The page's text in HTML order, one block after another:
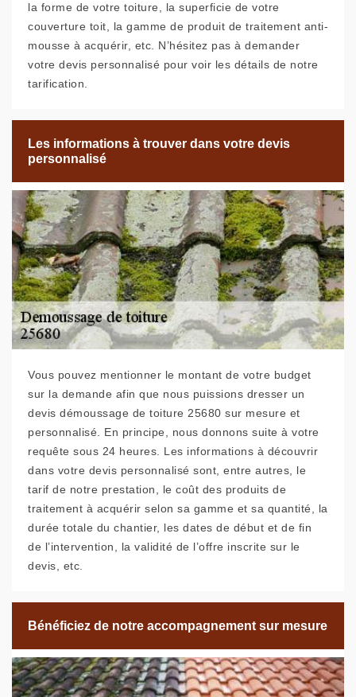
la forme de votre toiture, la superficie de votre
couverture toit, la gamme de produit de traitement anti-
mousse à acquérir, etc. N’hésitez pas à demander
votre devis personnalisé pour voir les détails de notre
tarification.
Les informations à trouver dans votre devis
personnalisé
Vous pouvez mentionner le montant de votre budget
sur la demande afin que nous puissions dresser un
devis démoussage de toiture 25680 sur mesure et
personnalisé. En principe, nous donnons suite à votre
requête sous 24 heures. Les informations à découvrir
dans votre devis personnalisé sont, entre autres, le
tarif de notre prestation, le coût des produits de
traitement à acquérir selon sa gamme et sa quantité, la
durée totale du chantier, les dates de début et de fin
de l’intervention, la validité de l’offre inscrite sur le
devis, etc.
Bénéficiez de notre accompagnement sur mesure